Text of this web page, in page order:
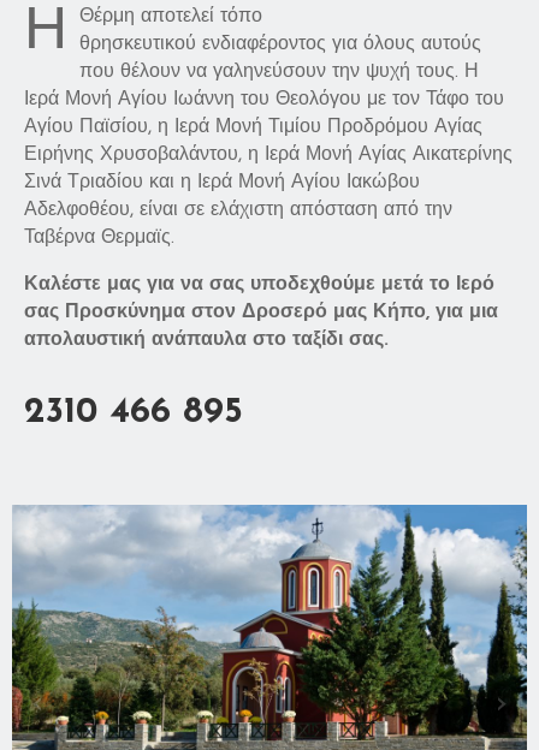
Η
Θέρμη αποτελεί τόπο
θρησκευτικού ενδιαφέροντος για όλους αυτούς
που θέλουν να γαληνεύσουν την ψυχή τους. Η
Ιερά Μονή Αγίου Ιωάννη του Θεολόγου με τον Τάφο του
Αγίου Παϊσίου, η Ιερά Μονή Τιμίου Προδρόμου Αγίας
Ειρήνης Χρυσοβαλάντου, η Ιερά Μονή Αγίας Αικατερίνης
Σινά Τριαδίου και η Ιερά Μονή Αγίου Ιακώβου
Αδελφοθέου, είναι σε ελάχιστη απόσταση από την
Ταβέρνα Θερμαϊς.
Καλέστε μας για να σας υποδεχθούμε μετά το Ιερό
σας Προσκύνημα στον Δροσερό μας Κήπο, για μια
απολαυστική ανάπαυλα στο ταξίδι σας.
2310 466 895
‹ ›